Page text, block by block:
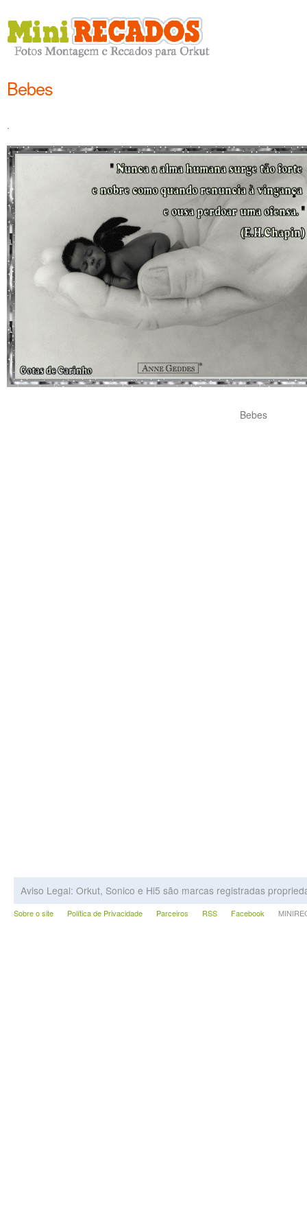
Bebes
.
Bebes
Aviso Legal: Orkut, Sonico e Hi5 são marcas registradas
Sobre o site Política de Privacidade Parceiros RSS Facebook